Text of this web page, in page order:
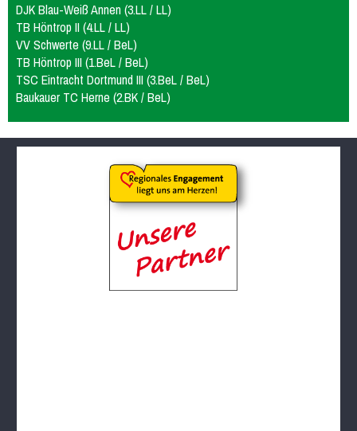
DJK Blau-Weiß Annen (3.LL / LL)
TB Höntrop II (4.LL / LL)
VV Schwerte (9.LL / BeL)
TB Höntrop III (1.BeL / BeL)
TSC Eintracht Dortmund III (3.BeL / BeL)
Baukauer TC Herne (2.BK / BeL)